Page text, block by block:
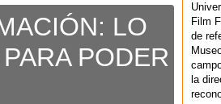
LO
PODER
Film
de
la